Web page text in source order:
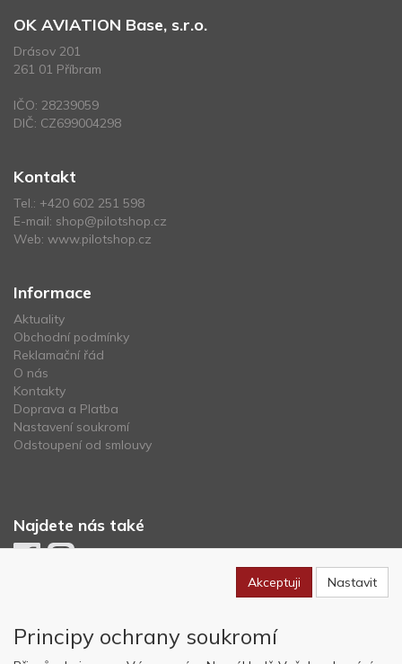
OK AVIATION Base, s.r.o.
Drásov 201
261 01 Příbram
IČO: 28239059
DIČ: CZ699004298
Kontakt
Tel.: +420 602 251 598
E-mail: shop@pilotshop.cz
Web: www.pilotshop.cz
Informace
Aktuality
Obchodní podmínky
Reklamační řád
O nás
Kontakty
Doprava a Platba
Nastavení soukromí
Odstoupení od smlouvy
Najdete nás také
Akceptuji Nastavit
Principy ochrany soukromí